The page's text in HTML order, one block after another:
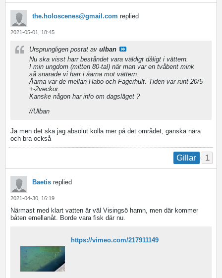
the.holoscenes@gmail.com replied
2021-05-01, 18:45
Ursprungligen postat av ulban
Nu ska visst harr beståndet vara väldigt dåligt i vättern.
I min ungdom (mitten 80-tal) när man var en tvåbent mink
så snarade vi harr i åarna mot vättern.
Åarna var de mellan Habo och Fagerhult. Tiden var runt 20/5
+-2veckor.
Kanske någon har info om dagsläget ?
//Ulban
Ja men det ska jag absolut kolla mer på det området, ganska nära
och bra också
Gillar 1
Baetis replied
2021-04-30, 16:19
Närmast med klart vatten är väl Visingsö hamn, men där kommer
båten emellanåt. Borde vara fisk där nu.
https://vimeo.com/217911149